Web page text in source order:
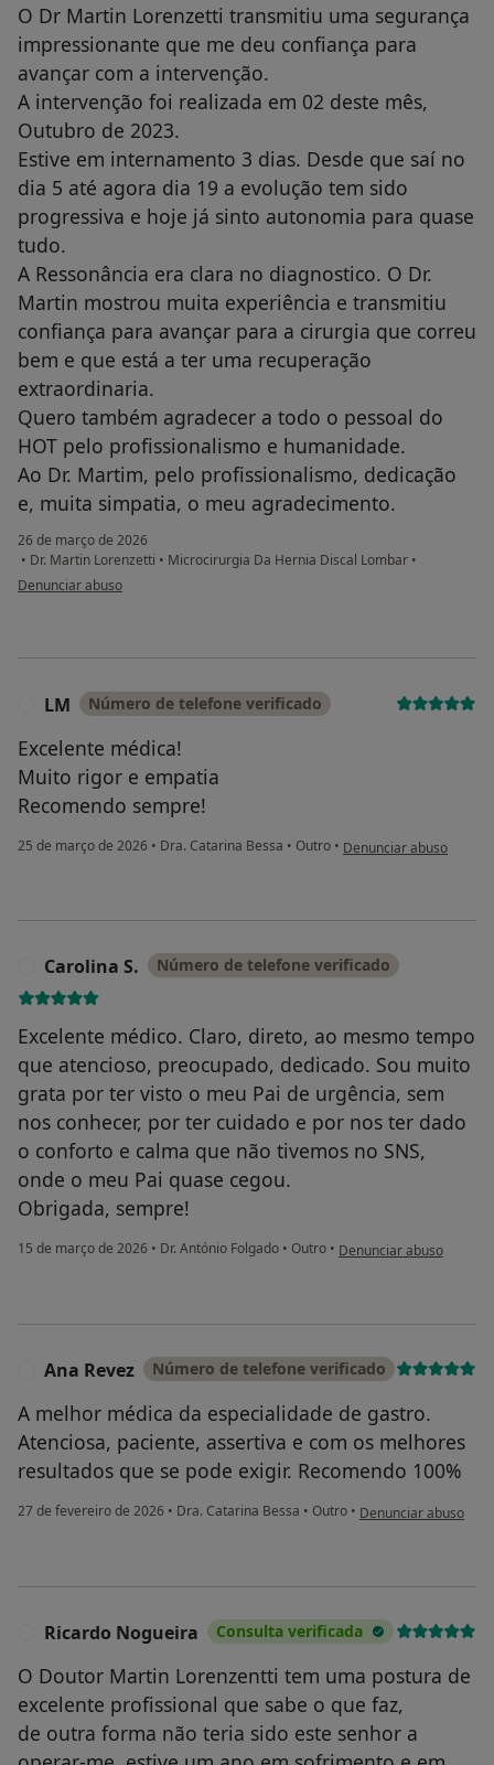
O Dr Martin Lorenzetti transmitiu uma segurança
impressionante que me deu confiança para
avançar com a intervenção.
A intervenção foi realizada em 02 deste mês,
Outubro de 2023.
Estive em internamento 3 dias. Desde que saí no
dia 5 até agora dia 19 a evolução tem sido
progressiva e hoje já sinto autonomia para quase
tudo.
A Ressonância era clara no diagnostico. O Dr.
Martin mostrou muita experiência e transmitiu
confiança para avançar para a cirurgia que correu
bem e que está a ter uma recuperação
extraordinaria.
Quero também agradecer a todo o pessoal do
HOT pelo profissionalismo e humanidade.
Ao Dr. Martim, pelo profissionalismo, dedicação
e, muita simpatia, o meu agradecimento.
26 de março de 2026
• Dr. Martin Lorenzetti • Microcirurgia Da Hernia Discal Lombar •
na opinião do utilizador José Santos
Denunciar abuso
LM Número de telefone verificado
Excelente médica!
Muito rigor e empatia
Recomendo sempre!
25 de março de 2026 • Dra. Catarina Bessa • Outro • na opinião do utilizador
Denunciar abuso
Carolina S. Número de telefone verificado
Excelente médico. Claro, direto, ao mesmo tempo
que atencioso, preocupado, dedicado. Sou muito
grata por ter visto o meu Pai de urgência, sem
nos conhecer, por ter cuidado e por nos ter dado
o conforto e calma que não tivemos no SNS,
onde o meu Pai quase cegou.
Obrigada, sempre!
15 de março de 2026 • Dr. António Folgado • Outro • na opinião do utilizador
Denunciar abuso
Ana Revez Número de telefone verificado
A melhor médica da especialidade de gastro.
Atenciosa, paciente, assertiva e com os melhores
resultados que se pode exigir. Recomendo 100%
27 de fevereiro de 2026 • Dra. Catarina Bessa • Outro • na opinião do
Denunciar abuso
Ricardo Nogueira Consulta verificada
O Doutor Martin Lorenzentti tem uma postura de
excelente profissional que sabe o que faz,
de outra forma não teria sido este senhor a